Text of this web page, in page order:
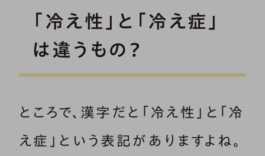
「冷え性」と「冷え症」
は違うもの？
ところで、漢字だと「冷え性」と「冷
え症」という表記がありますよね。